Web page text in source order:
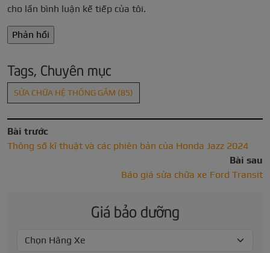
cho lần bình luận kế tiếp của tôi.
Tags, Chuyên mục
SỬA CHỮA HỆ THỐNG GẦM (85)
Bài trước
Thông số kĩ thuật và các phiên bản của Honda Jazz 2024
Bài sau
Báo giá sửa chữa xe Ford Transit
Giá bảo dưỡng